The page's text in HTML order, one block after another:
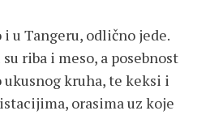
i u Tangeru, odlično jede.
riba i meso, a posebnost
kruha, te keksi i
orasima uz koje